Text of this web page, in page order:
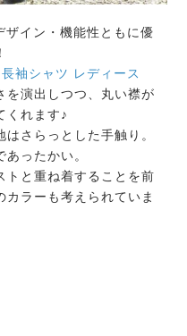
イン・機能性ともに優
袖シャツ レディース
を演出しつつ、丸い襟が
くれます♪
さらっとした手触り。
ったかい。
トと重ね着することを前
ラーも考えられていま